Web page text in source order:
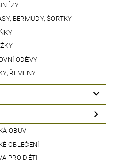
BERMUDY, ŠORTKY
ODĚVY
ŘEMENY
OBUV
OBLEČENÍ
PRO DĚTI